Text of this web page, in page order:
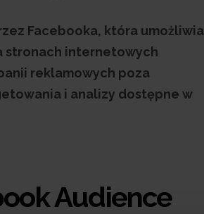
Facebooka, która umożliwia
stronach internetowych
reklamowych poza
i analizy dostępne w
Audience